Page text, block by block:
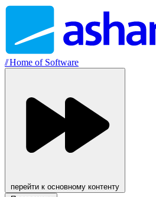
//Home of Software
перейти к основному контенту